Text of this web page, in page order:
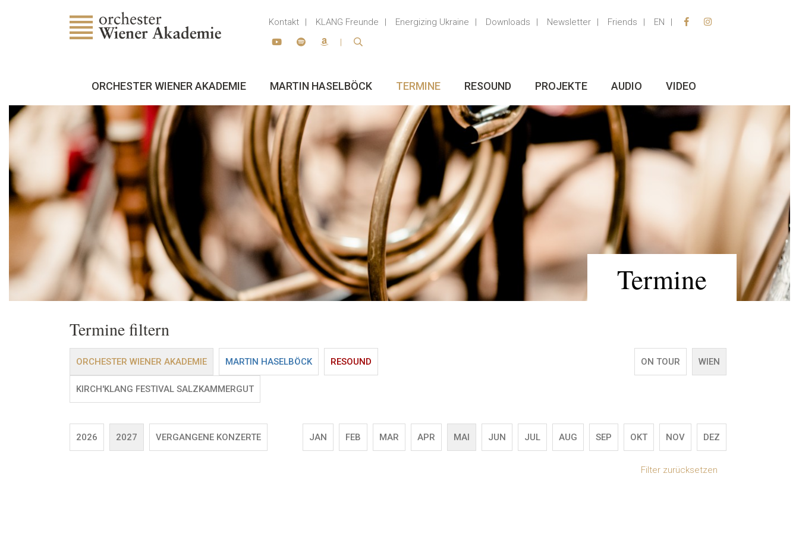
Kontakt KLANG Freunde Energizing Ukraine Downloads Newsletter Friends EN
ORCHESTER WIENER AKADEMIE MARTIN HASELBÖCK TERMINE RESOUND PROJEKTE AUDIO VIDEO
Termine
Termine filtern
ORCHESTER WIENER AKADEMIE MARTIN HASELBÖCK RESOUND
KIRCH'KLANG FESTIVAL SALZKAMMERGUT
ON TOUR WIEN
2026 2027 VERGANGENE KONZERTE JAN FEB MAR APR MAI JUN JUL AUG SEP OKT NOV DEZ
Filter zurücksetzen